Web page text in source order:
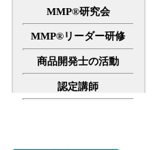
MMP®研究会
MMP®リーダー研修
商品開発士の活動
認定講師